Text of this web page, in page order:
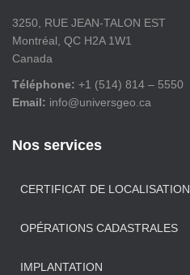
3250, RUE JEAN-TALON EST
Montréal, QC H2A 1W1
Canada
Téléphone: +1 (514) 814 – 5550
Email: info@universgeo.ca
Nos services
CERTIFICAT DE LOCALISATION
OPÉRATIONS CADASTRALES
IMPLANTATION